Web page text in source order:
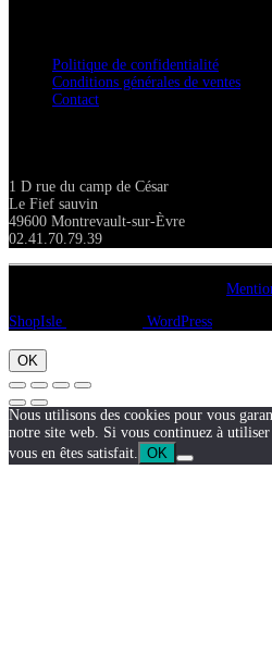
Politique de confidentialité
Conditions générales de ventes
Contact
1 D rue du camp de César
Le Fief sauvin
49600 Montrevault-sur-Èvre
02.41.70.79.39
ShopIsle
WordPress
OK
Nous utilisons des cookies pour vous
notre site web. Si vous continuez à utiliser
vous en êtes satisfait.
OK